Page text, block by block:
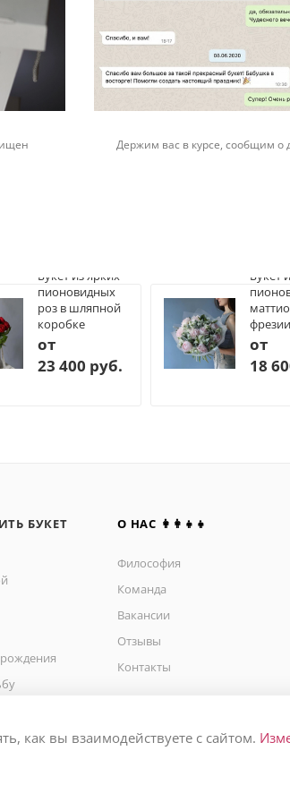
Держим вас в курсе, сообщим о
Букет из ярких
пионовидных
роз в шляпной
коробке
от
23 400 руб.
Букет
фрезии
от
18
БУКЕТ
О НАС 👩‍👩‍👧‍👧
Философия
Команда
Вакансии
Отзывы
Контакты
как вы взаимодействуете с сайтом.